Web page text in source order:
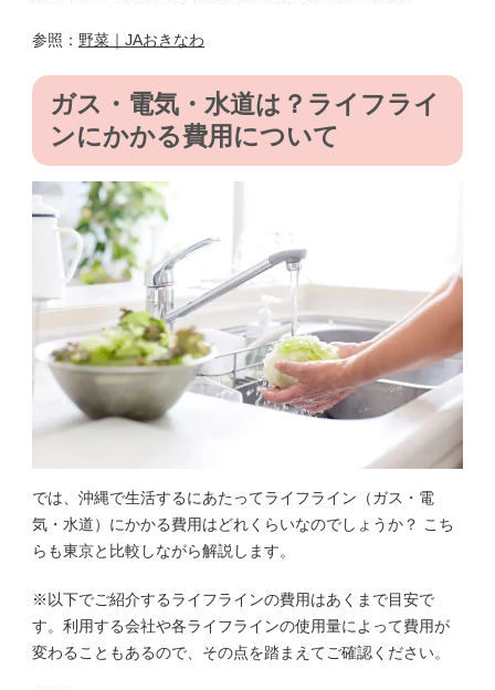
参照： 野菜｜JAおきなわ
ガス・電気・水道は？ライフライ
ンにかかる費用について
では、沖縄で生活するにあたってライフライン（ガス・電
気・水道）にかかる費用はどれくらいなのでしょうか？ こち
らも東京と比較しながら解説します。
※以下でご紹介するライフラインの費用はあくまで目安で
す。利用する会社や各ライフラインの使用量によって費用が
変わることもあるので、その点を踏まえてご確認ください。